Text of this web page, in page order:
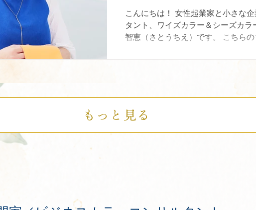
こんにちは！ 女性起業家と小さな
タント、ワイズカラー＆シーズカ
智恵（さとうちえ）です。 こちらの
もっと見る